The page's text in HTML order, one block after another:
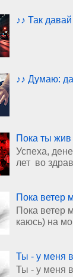
♪♪ Так
♪♪ Думаю:
Пока ты
Успеха,
лет во
Пока ветер
Пока ветер
каюсь) на
Ты - у меня
Ты - у меня